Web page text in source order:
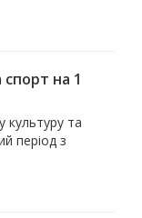
на 1
культуру та
період з